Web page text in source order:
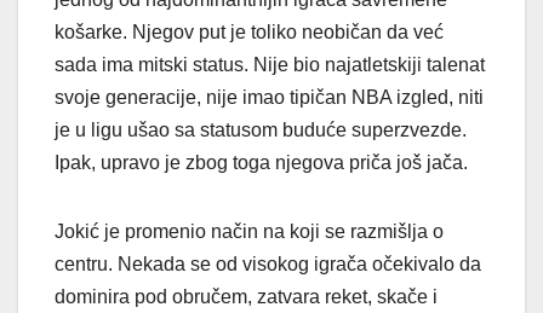
košarke. Njegov put je toliko neobičan da već
sada ima mitski status. Nije bio najatletskiji talenat
svoje generacije, nije imao tipičan NBA izgled, niti
je u ligu ušao sa statusom buduće superzvezde.
Ipak, upravo je zbog toga njegova priča još jača.
Jokić je promenio način na koji se razmišlja o
centru. Nekada se od visokog igrača očekivalo da
dominira pod obručem, zatvara reket, skače i